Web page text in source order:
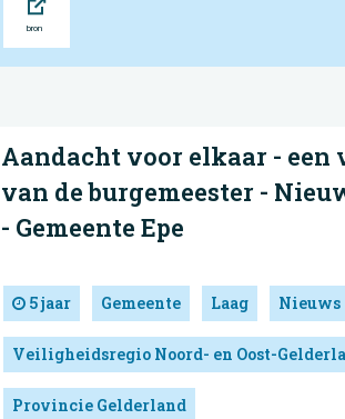
Aandacht voor elkaar - een
van de burgemeester -
- Gemeente Epe
5 jaar Gemeente Laag Nieuws
Veiligheidsregio Noord- en Oost-
Provincie Gelderland